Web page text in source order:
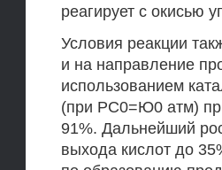
реагирует с окисью
Условия реакции
и на направление
использованием
(при РС0=Ю0 атм)
91%. Дальнейший
выхода кислот до